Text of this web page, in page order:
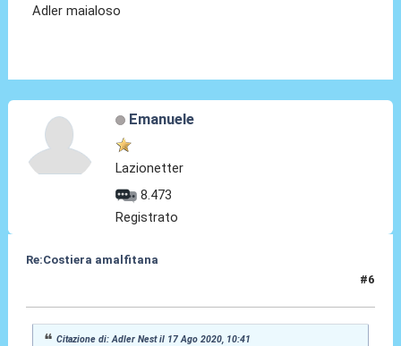
Adler maialoso
Emanuele
Lazionetter
8.473
Registrato
Re:Costiera amalfitana
#6
Citazione di: Adler Nest il 17 Ago 2020, 10:41